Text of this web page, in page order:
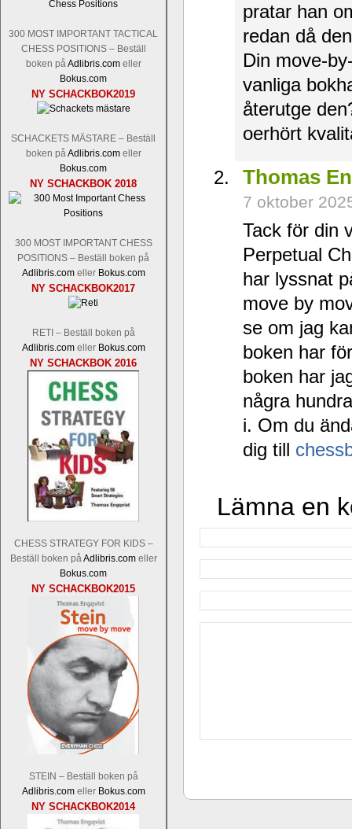
300 MOST IMPORTANT TACTICAL
CHESS POSITIONS – Beställ
boken påAdlibris.comeller
Bokus.com
NY SCHACKBOK2019
SCHACKETS MÄSTARE – Beställ
boken påAdlibris.comeller
Bokus.com
NY SCHACKBOK 2018
300 MOST IMPORTANT CHESS
POSITIONS – Beställ boken på
Adlibris.comeller Bokus.com
NY SCHACKBOK2017
RETI – Beställ boken på
Adlibris.comeller Bokus.com
NY SCHACKBOK 2016
CHESS STRATEGY FOR KIDS –
Beställ boken på Adlibris.comeller
Bokus.com
NY SCHACKBOK2015
STEIN – Beställ boken på
Adlibris.comeller Bokus.com
NY SCHACKBOK2014
pratar han
redan då
Din move-
vanliga
återutge
oerhört
Thomas
7 oktober
Tack för din
Perpetual
har lyssnat
move by
se om jag
boken har
boken har
några
i. Om du
dig till
Lämna en